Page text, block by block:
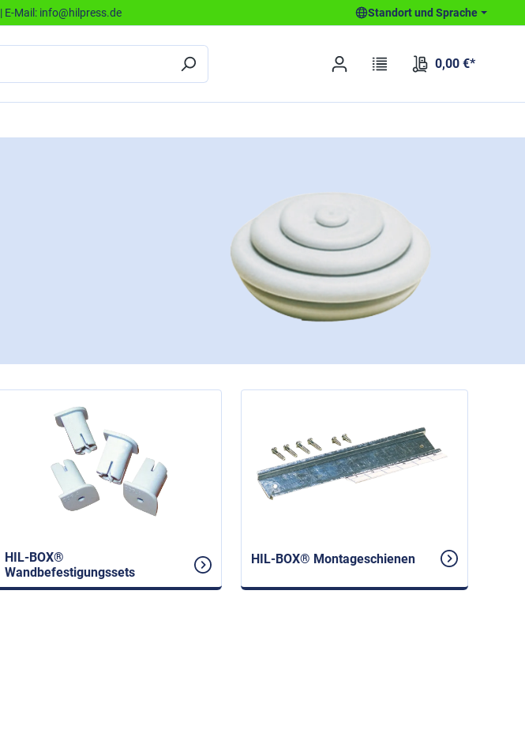
| E-Mail: info@hilpress.de Standort und Sprache
0,00 €*
HIL-BOX®
Wandbefestigungssets
HIL-BOX® Montageschienen